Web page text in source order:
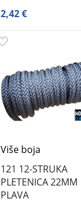
2,42 €
Više boja
121 12-STRUKA
PLETENICA 22MM
PLAVA